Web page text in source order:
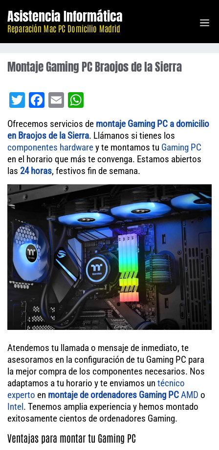
contenido
Asistencia Informática
Reparación Mac PC Domicilio Madrid
Montaje Gaming PC Braojos de la Sierra
T
tt
er
Fa
bo
ok
E
m
ail
ha
ts
A
pp
Ofrecemos servicios de montaje Gaming PC a domicilio
en Braojos de la Sierra. Llámanos si tienes los
componentes hardwarey te montamos tu Gaming PC
en el horario que más te convenga. Estamos abiertos
las 24 horas, festivos fin de semana.
Atendemos tu llamada o mensaje de inmediato, te
asesoramos en la configuración de tu Gaming PC para
la mejor compra de los componentes necesarios. Nos
adaptamos a tu horario y te enviamos un técnico
experto en montaje de ordenadores Gaming PCAMD o
Intel. Tenemos amplia experiencia y hemos montado
exitosamente cientos de ordenadores Gaming.
Ventajas para montar tu Gaming PC